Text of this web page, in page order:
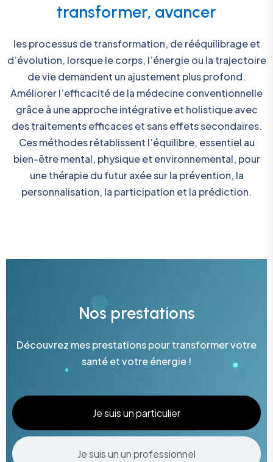
transformer, avancer
les processus de transformation, de rééquilibrage et
d’évolution, lorsque le corps, l’énergie ou la trajectoire
de vie demandent un ajustement plus profond.
Améliorer l’efficacité de la médecine conventionnelle
grâce à une approche intégrative et holistique avec
des traitements efficaces et sans effets secondaires.
Ces méthodes rétablissent l’équilibre, essentiel au
bien-être mental, physique et environnemental, pour
une thérapie du futur axée sur la prévention, la
personnalisation, la participation et la prédiction.
Nos prestations
Découvrez mes prestations pour transformer votre
santé et votre énergie !
Je suis un particulier
Je suis un un professionnel